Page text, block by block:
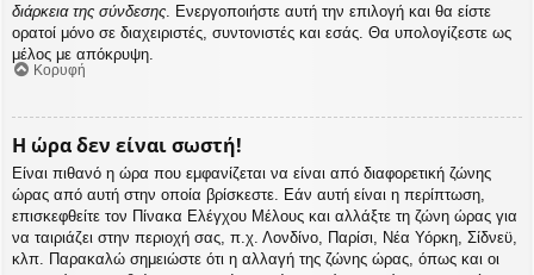
διάρκεια της σύνδεσης . Ενεργοποιήστε αυτή την επιλογή και θα είστε
ορατοί μόνο σε διαχειριστές, συντονιστές και εσάς. Θα υπολογίζεστε ως
μέλος με απόκρυψη.
Κορυφή
Η ώρα δεν είναι σωστή!
Είναι πιθανό η ώρα που εμφανίζεται να είναι από διαφορετική ζώνης
ώρας από αυτή στην οποία βρίσκεστε. Εάν αυτή είναι η περίπτωση,
επισκεφθείτε τον Πίνακα Ελέγχου Μέλους και αλλάξτε τη ζώνη ώρας για
να ταιριάζει στην περιοχή σας, π.χ. Λονδίνο, Παρίσι, Νέα Υόρκη, Σίδνεϋ,
κλπ. Παρακαλώ σημειώστε ότι η αλλαγή της ζώνης ώρας, όπως και οι